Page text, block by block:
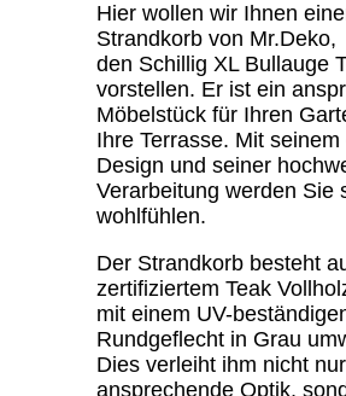
Hier wollen wir Ihnen
Strandkorb von Mr.Deko,
den Schillig XL Bullauge
vorstellen. Er ist ein
Möbelstück für Ihren
Ihre Terrasse. Mit
Design und seiner
Verarbeitung werden Sie
wohlfühlen.
Der Strandkorb besteht
zertifiziertem Teak
mit einem UV-
Rundgeflecht in Grau
Dies verleiht ihm nicht
ansprechende Optik,